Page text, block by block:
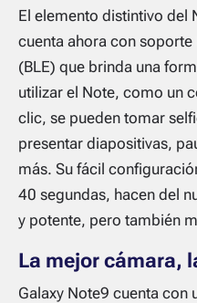
El elemento distintivo del
cuenta ahora con
(BLE) que brinda una
utilizar el Note, como un
clic, se pueden tomar
presentar diapositivas,
más. Su fácil
40 segundas, hacen del
y potente, pero también
La mejor cámara,
Galaxy Note9 cuenta con